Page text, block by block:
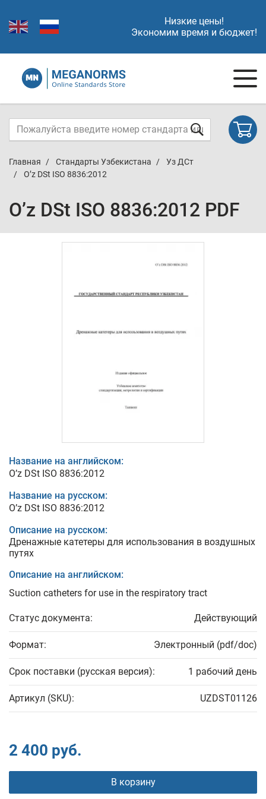
Низкие цены!
Экономим время и бюджет!
Главная Стандарты Узбекистана
Уз ДСт
O’z DSt ISO 8836:2012
O’z DSt ISO 8836:2012 PDF
Название на английском:
O’z DSt ISO 8836:2012
Название на русском:
O’z DSt ISO 8836:2012
Описание на русском:
Дренажные катетеры для использования в воздушных
путях
Описание на английском:
Suction catheters for use in the respiratory tract
Статус документа: Действующий
Формат: Электронный (pdf/doc)
Срок поставки (русская версия): 1 рабочий день
Артикул (SKU): UZDST01126
2 400 руб.
В корзину